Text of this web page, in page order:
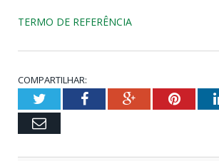
TERMO DE REFERÊNCIA
COMPARTILHAR:
TwitterFacebookGoogle+
Email